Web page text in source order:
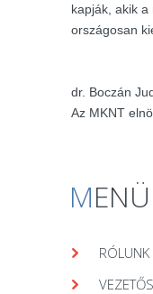
kapják, akik
országosan
dr. Boczán
Az MKNT
MENÜ
RÓLUNK